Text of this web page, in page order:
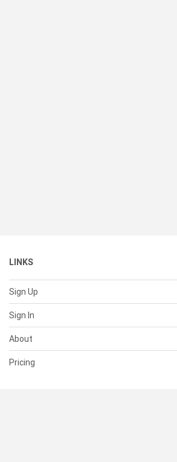
LINKS
Sign Up
Sign In
About
Pricing